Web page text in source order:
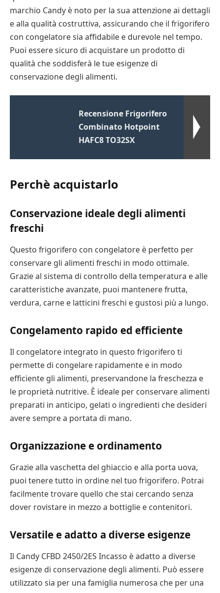
marchio Candy è noto per la sua attenzione ai dettagli
e alla qualità costruttiva, assicurando che il frigorifero
con congelatore sia affidabile e durevole nel tempo.
Puoi essere sicuro di acquistare un prodotto di
qualità che soddisferà le tue esigenze di
conservazione degli alimenti.
Recensione Frigorifero
Combinato Hotpoint
HAFC8 TO32SX
Perchè acquistarlo
Conservazione ideale degli alimenti
freschi
Questo frigorifero con congelatore è perfetto per
conservare gli alimenti freschi in modo ottimale.
Grazie al sistema di controllo della temperatura e alle
caratteristiche avanzate, puoi mantenere frutta,
verdura, carne e latticini freschi e gustosi più a lungo.
Congelamento rapido ed efficiente
Il congelatore integrato in questo frigorifero ti
permette di congelare rapidamente e in modo
efficiente gli alimenti, preservandone la freschezza e
le proprietà nutritive. È ideale per conservare alimenti
preparati in anticipo, gelati o ingredienti che desideri
avere sempre a portata di mano.
Organizzazione e ordinamento
Grazie alla vaschetta del ghiaccio e alla porta uova,
puoi tenere tutto in ordine nel tuo frigorifero. Potrai
facilmente trovare quello che stai cercando senza
dover rovistare in mezzo a bottiglie e contenitori.
Versatile e adatto a diverse esigenze
Il Candy CFBD 2450/2ES Incasso è adatto a diverse
esigenze di conservazione degli alimenti. Può essere
utilizzato sia per una famiglia numerosa che per una